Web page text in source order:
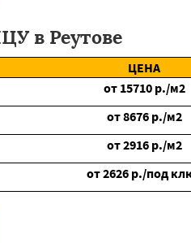
в Реутове
ЦЕНА
от 15710 р./м2
от8676 р./м2
от2916 р./м2
от2626 р./под